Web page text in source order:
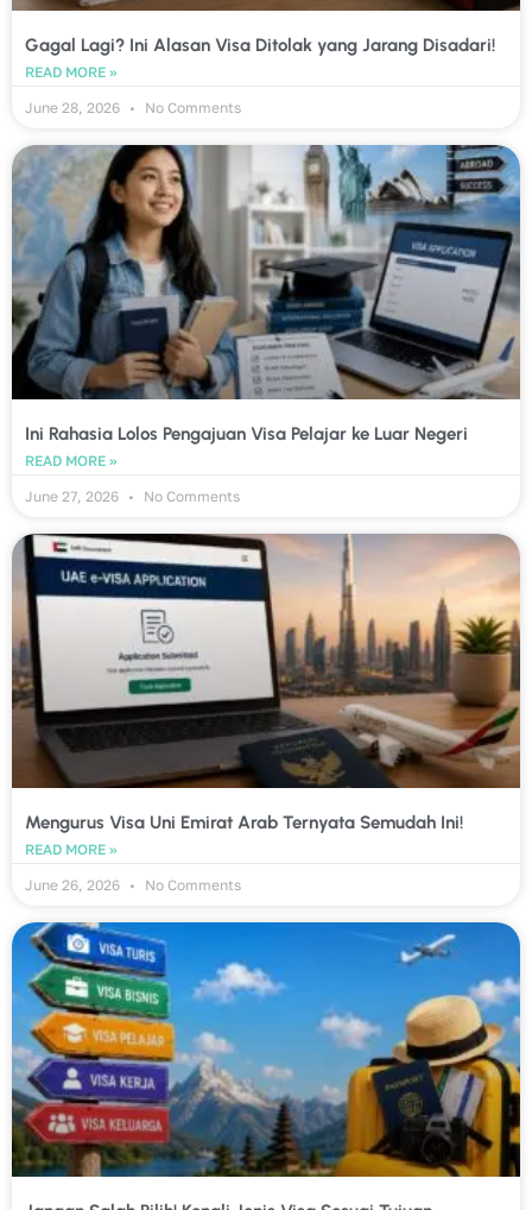
Gagal Lagi? Ini Alasan Visa Ditolak yang Jarang Disadari!
READ MORE »
June 28, 2026
No Comments
Ini Rahasia Lolos Pengajuan Visa Pelajar ke Luar Negeri
READ MORE »
June 27, 2026
No Comments
Mengurus Visa Uni Emirat Arab Ternyata Semudah Ini!
READ MORE »
June 26, 2026
No Comments